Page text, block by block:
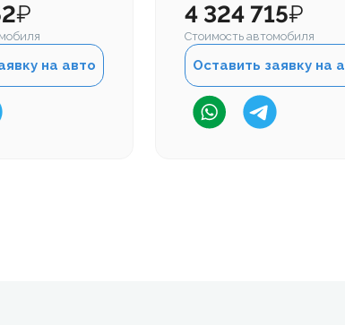
₽
на авто
4 324 715₽
Стоимость автомобиля
Оставить заявку на